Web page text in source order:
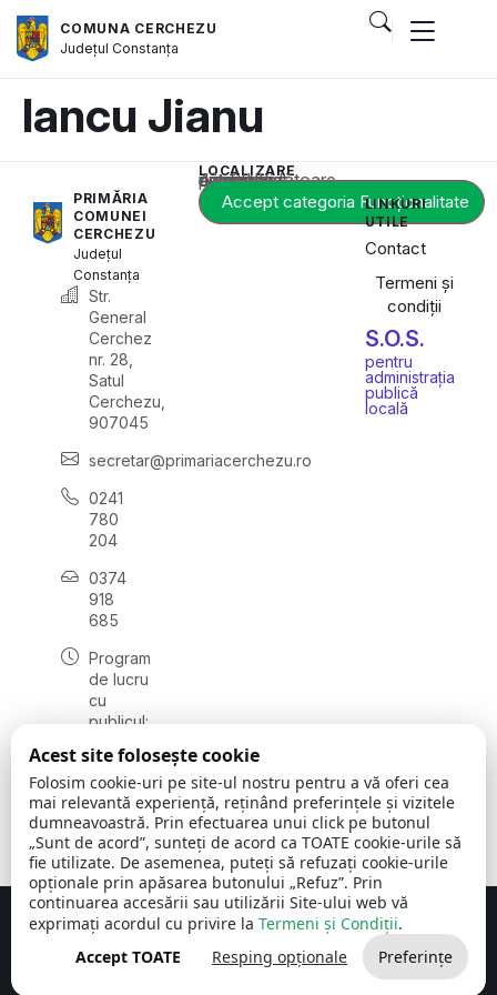
COMUNA CERCHEZU
JudețulConstanța
lancu Jianu
PRIMĂRIA
COMUNEI
CERCHEZU
Județul
Constanța
Str.
General
Cerchez
nr. 28,
Satul
Cerchezu,
907045
secretar@primariacerchezu.ro
0241
780
204
0374
918
685
Program
de lucru
cu
publicul:
08:00 -
16:30
, vineri:
08:00 -
14:00
LOCALIZARE
Acest conținut este blocat până când acceptați categoria corespunzătoare de cookie-uri.
Accept categoria Funcționalitate
LINKURI
UTILE
Contact
Termeni și
condiții
S.O.S.
pentru
administrația
publică
locală
Comuna Cerchezu © 2026Toate drepturile rezervate
Concept realizat de Big Media Relații Publice SRL
Acest site folosește cookie
Folosim cookie-uri pe site-ul nostru pentru a vă oferi cea
mai relevantă experiență, reținând preferințele și vizitele
dumneavoastră. Prin efectuarea unui click pe butonul
„Sunt de acord”, sunteți de acord ca TOATE cookie-urile să
fie utilizate. De asemenea, puteți să refuzați cookie-urile
opționale prin apăsarea butonului „Refuz”. Prin
continuarea accesării sau utilizării Site-ului web vă
exprimați acordul cu privire la Termeni și Condiții.
Accept TOATE
Resping opționale Preferințe